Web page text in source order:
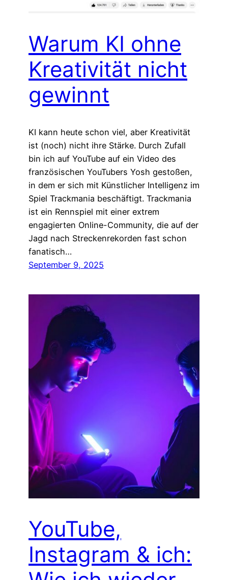
Warum KI ohne
Kreativität nicht
gewinnt
KI kann heute schon viel, aber Kreativität
ist (noch) nicht ihre Stärke. Durch Zufall
bin ich auf YouTube auf ein Video des
französischen YouTubers Yosh gestoßen,
in dem er sich mit Künstlicher Intelligenz im
Spiel Trackmania beschäftigt. Trackmania
ist ein Rennspiel mit einer extrem
engagierten Online-Community, die auf der
Jagd nach Streckenrekorden fast schon
fanatisch…
September 9, 2025
YouTube,
Instagram & ich: